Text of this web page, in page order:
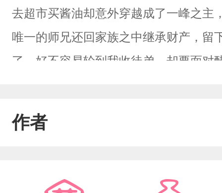
去超市买酱油却意外穿越成了一峰之主
唯一的师兄还回家族之中继承财产，留
了，好不容易轮到我收徒弟，却要面对
作者